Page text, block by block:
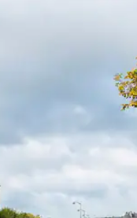
チまたはスワイプして